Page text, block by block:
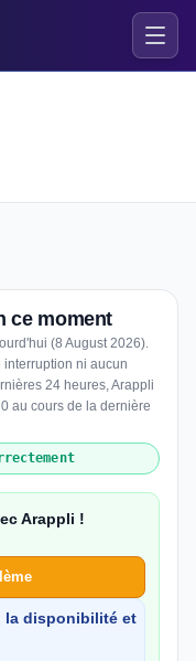
ce moment
(8 August 2026).
interruption ni aucun
24 heures, Arappli
au cours de la dernière
Arappli !
la disponibilité et